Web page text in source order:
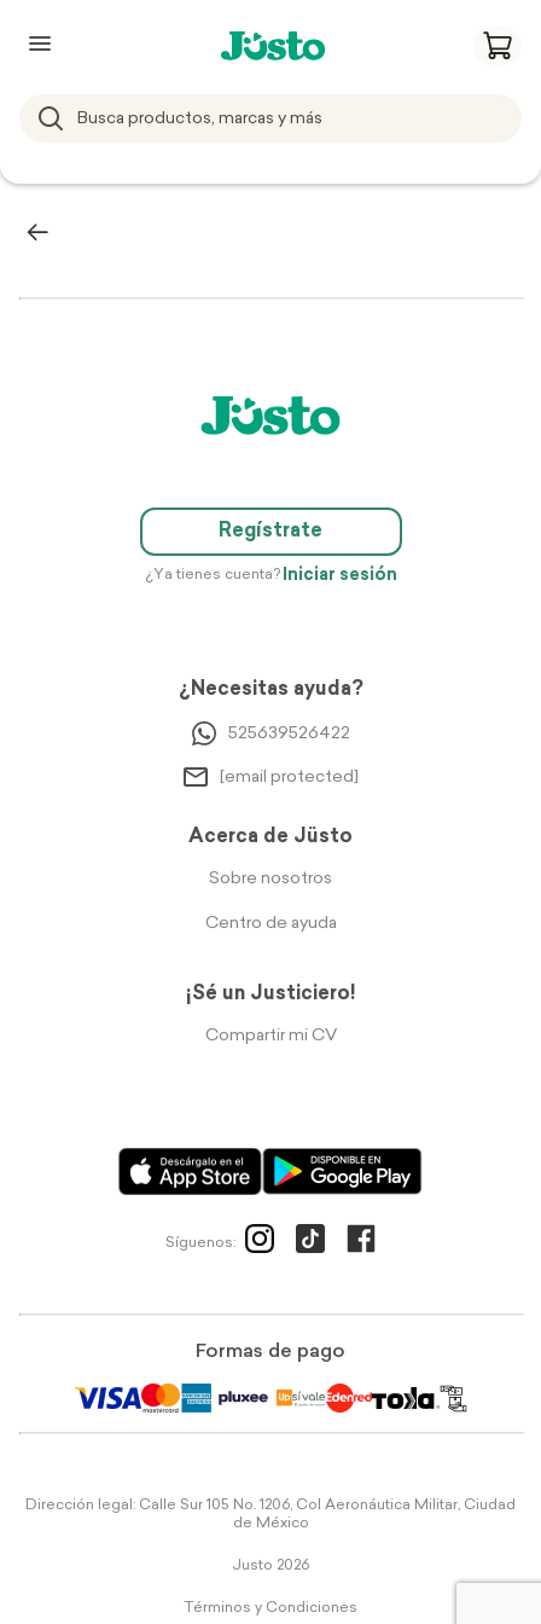
Regístrate
¿Ya tienes cuenta? Iniciar sesión
¿Necesitas ayuda?
525639526422
[email protected]
Acerca de Jüsto
Sobre nosotros
Centro de ayuda
¡Sé un Justiciero!
Compartir mi CV
Síguenos:
Formas de pago
Dirección legal: Calle Sur 105 No. 1206, Col Aeronáutica Militar, Ciudad
de México
Justo 2026
Términos y Condiciones